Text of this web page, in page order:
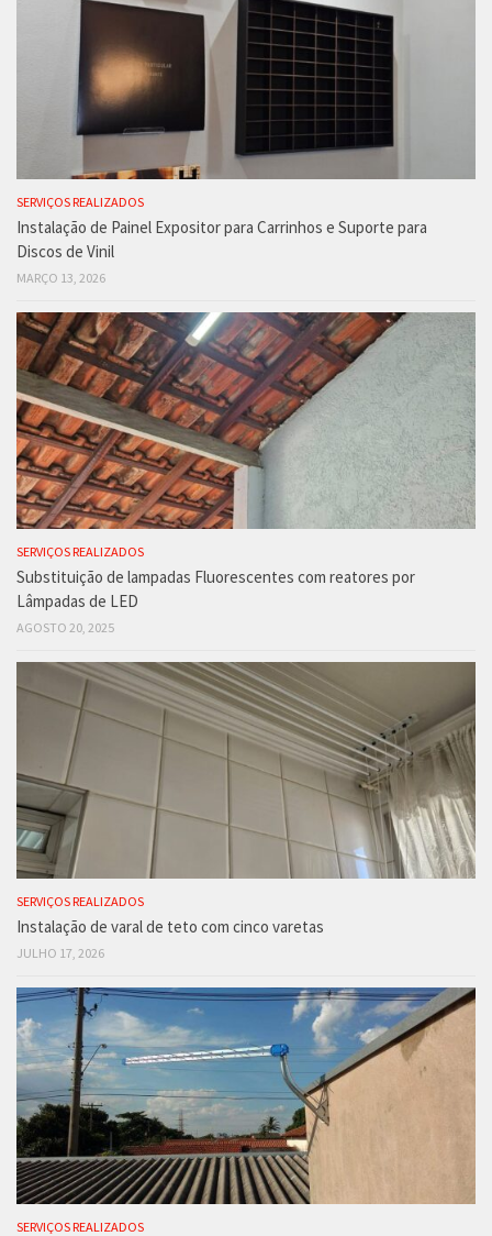
SERVIÇOS REALIZADOS
Instalação de Painel Expositor para Carrinhos e Suporte para
Discos de Vinil
MARÇO 13, 2026
SERVIÇOS REALIZADOS
Substituição de lampadas Fluorescentes com reatores por
Lâmpadas de LED
AGOSTO 20, 2025
SERVIÇOS REALIZADOS
Instalação de varal de teto com cinco varetas
JULHO 17, 2026
SERVIÇOS REALIZADOS